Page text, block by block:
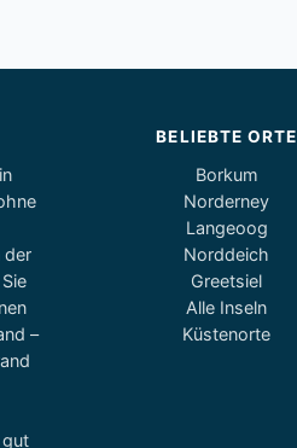
der
–
BELIEBTE ORTE
Borkum
Norderney
Langeoog
Norddeich
Greetsiel
Alle Inseln
Küstenorte